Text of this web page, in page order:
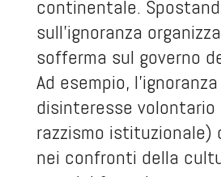
continentale.
sull’ignoranza
sofferma sul governo
Ad esempio,
disinteresse
razzismo istituzionale)
nei confronti della